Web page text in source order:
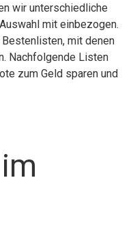
wir unterschiedliche
mit einbezogen.
mit denen
Nachfolgende Listen
zum Geld sparen und